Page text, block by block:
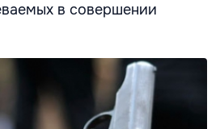
в совершении